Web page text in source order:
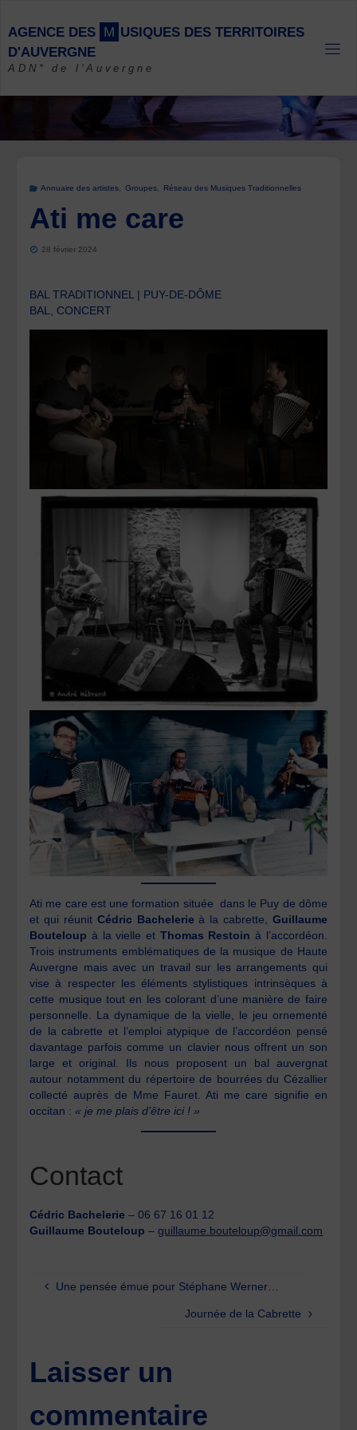
content
AGENCE DES M USIQUES DES TERRITOIRES
D'AUVERGNE
ADN* de l'Auvergne
Annuaire des artistes Groupes Réseau des Musiques Traditionnelles
Ati me care
28 février 2024
BAL TRADITIONNEL | PUY-DE-DÔME
BAL, CONCERT
Ati me care est une formation située dans le Puy de dôme
et qui réunit Cédric Bachelerie à la cabrette, Guillaume
Bouteloup à la vielle et Thomas Restoin à l’accordéon.
Trois instruments emblématiques de la musique de Haute
Auvergne mais avec un travail sur les arrangements qui
vise à respecter les éléments stylistiques intrinsèques à
cette musique tout en les colorant d’une manière de faire
personnelle. La dynamique de la vielle, le jeu ornementé
de la cabrette et l’emploi atypique de l’accordéon pensé
davantage parfois comme un clavier nous offrent un son
large et original. Ils nous proposent un bal auvergnat
autour notamment du répertoire de bourrées du Cézallier
collecté auprès de Mme Fauret. Ati me care signifie en
occitan :« je me plais d’être ici ! »
Contact
Cédric Bachelerie – 06 67 16 01 12
Guillaume Bouteloup –guillaume.bouteloup@gmail.com
Une pensée émue pour Stéphane Werner…
Journée de la Cabrette
Laisser un
commentaire